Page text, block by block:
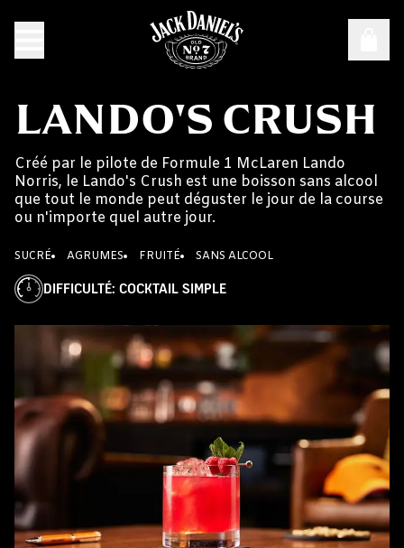
LANDO'S CRUSH
Créé par le pilote de Formule 1 McLaren Lando
Norris, le Lando's Crush est une boisson sans alcool
que tout le monde peut déguster le jour de la course
ou n'importe quel autre jour.
SUCRÉ AGRUMES FRUITÉ SANS ALCOOL
DIFFICULTÉ: COCKTAIL SIMPLE